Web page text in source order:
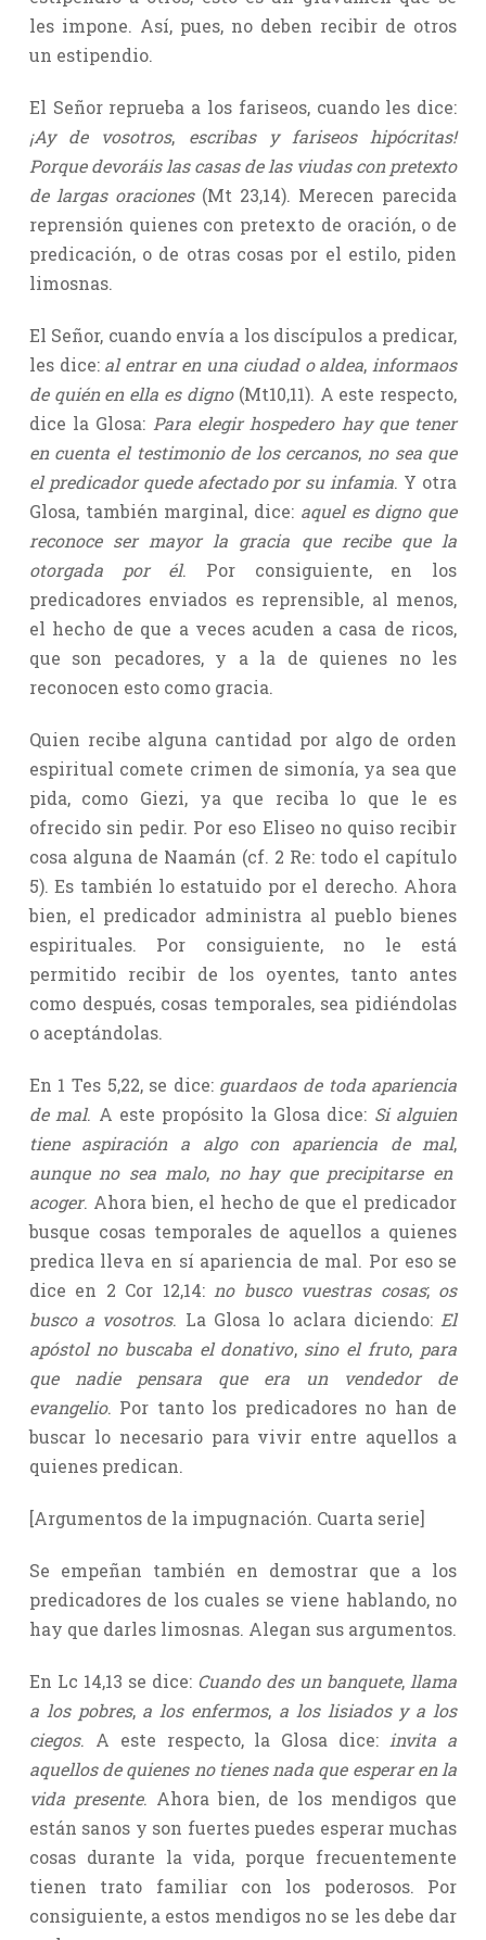
les impone. Así, pues, no deben recibir de otros
un estipendio.
El Señor reprueba a los fariseos, cuando les dice:
¡Ay de vosotros, escribas y fariseos hipócritas!
Porque devoráis las casas de las viudas con pretexto
de largas oraciones (Mt 23,14). Merecen parecida
reprensión quienes con pretexto de oración, o de
predicación, o de otras cosas por el estilo, piden
limosnas.
El Señor, cuando envía a los discípulos a predicar,
les dice: al entrar en una ciudad o aldea, informaos
de quién en ella es digno (Mt10,11). A este respecto,
dice la Glosa: Para elegir hospedero hay que tener
en cuenta el testimonio de los cercanos, no sea que
el predicador quede afectado por su infamia. Y otra
Glosa, también marginal, dice: aquel es digno que
reconoce ser mayor la gracia que recibe que la
otorgada por él. Por consiguiente, en los
predicadores enviados es reprensible, al menos,
el hecho de que a veces acuden a casa de ricos,
que son pecadores, y a la de quienes no les
reconocen esto como gracia.
Quien recibe alguna cantidad por algo de orden
espiritual comete crimen de simonía, ya sea que
pida, como Giezi, ya que reciba lo que le es
ofrecido sin pedir. Por eso Eliseo no quiso recibir
cosa alguna de Naamán (cf. 2 Re: todo el capítulo
5). Es también lo estatuido por el derecho. Ahora
bien, el predicador administra al pueblo bienes
espirituales. Por consiguiente, no le está
permitido recibir de los oyentes, tanto antes
como después, cosas temporales, sea pidiéndolas
o aceptándolas.
En 1 Tes 5,22, se dice: guardaos de toda apariencia
de mal. A este propósito la Glosa dice: Si alguien
tiene aspiración a algo con apariencia de mal,
aunque no sea malo, no hay que precipitarse en
acoger. Ahora bien, el hecho de que el predicador
busque cosas temporales de aquellos a quienes
predica lleva en sí apariencia de mal. Por eso se
dice en 2 Cor 12,14: no busco vuestras cosas;os
busco a vosotros. La Glosa lo aclara diciendo: El
apóstol no buscaba el donativo,sino el fruto, para
que nadie pensara que era un vendedor de
evangelio. Por tanto los predicadores no han de
buscar lo necesario para vivir entre aquellos a
quienes predican.
[Argumentos de la impugnación. Cuarta serie]
Se empeñan también en demostrar que a los
predicadores de los cuales se viene hablando, no
hay que darles limosnas. Alegan sus argumentos.
En Lc 14,13 se dice: Cuando des un banquete, llama
a los pobres,a los enfermos, a los lisiados y a los
ciegos. A este respecto, la Glosa dice: invita a
aquellos de quienes no tienes nada que esperar en la
vida presente. Ahora bien, de los mendigos que
están sanos y son fuertes puedes esperar muchas
cosas durante la vida, porque frecuentemente
tienen trato familiar con los poderosos. Por
consiguiente, a estos mendigos no se les debe dar